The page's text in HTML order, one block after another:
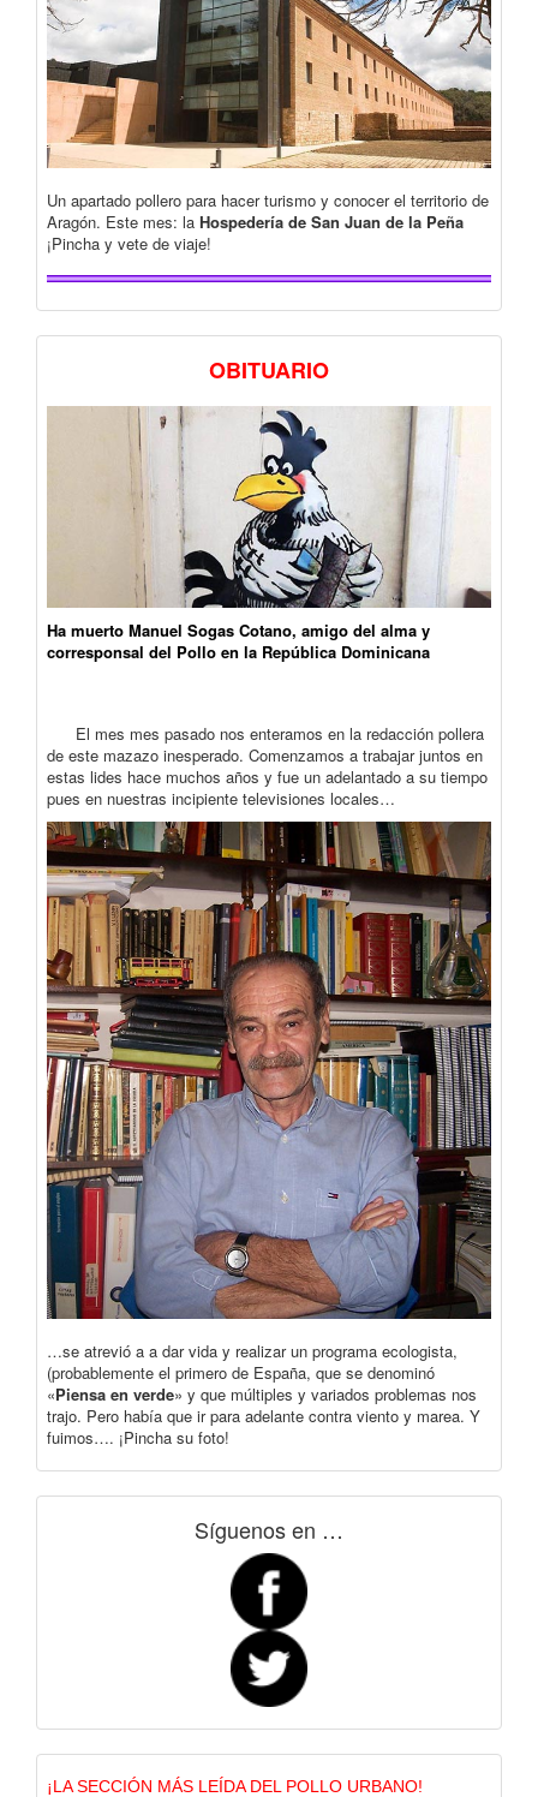
Un apartado pollero para hacer turismo y conocer el territorio de
Aragón. Este mes: la Hospedería de San Juan de la Peña
¡Pincha y vete de viaje!
OBITUARIO
Ha muerto Manuel Sogas Cotano, amigo del alma y
corresponsal del Pollo en la República Dominicana
El mes mes pasado nos enteramos en la redacción pollera
de este mazazo inesperado. Comenzamos a trabajar juntos en
estas lides hace muchos años y fue un adelantado a su tiempo
pues en nuestras incipiente televisiones locales…
…se atrevió a a dar vida y realizar un programa ecologista,
(probablemente el primero de España, que se denominó
«Piensa en verde» y que múltiples y variados problemas nos
trajo. Pero había que ir para adelante contra viento y marea. Y
fuimos…. ¡Pincha su foto!
Síguenos en …
¡LA SECCIÓN MÁS LEÍDA DEL POLLO URBANO!